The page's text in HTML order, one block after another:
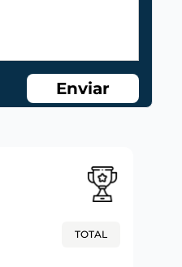
Enviar
TOTAL